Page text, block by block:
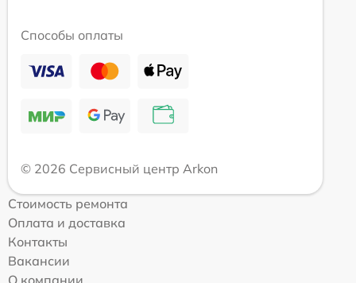
Способы оплаты
© 2026 Сервисный центр Arkon
Стоимость ремонта
Оплата и доставка
Контакты
Вакансии